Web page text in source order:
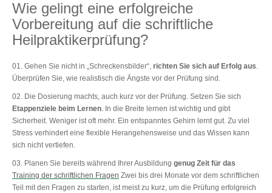
Wie gelingt eine erfolgreiche
Vorbereitung auf die schriftliche
Heilpraktikerprüfung?
Gehen Sie nicht in „Schreckensbilder“, richten Sie sich auf Erfolg aus
Überprüfen Sie, wie realistisch die Ängste vor der Prüfung sind.
Die Dosierung machts, auch kurz vor der Prüfung. Setzen Sie sich
Etappenziele beim Lernen . In die Breite lernen ist wichtig und gibt
Sicherheit. Weniger ist oft mehr. Ein entspanntes Gehirn lernt gut. Zu viel
Stress verhindert eine flexible Herangehensweise und das Wissen kann
sich nicht vertiefen.
Planen Sie bereits während Ihrer Ausbildung genug Zeit für das
Training der schriftlichen Fragen Zwei bis drei Monate vor dem schriftlichen
Teil mit den Fragen zu starten, ist meist zu kurz, um die Prüfung erfolgreich